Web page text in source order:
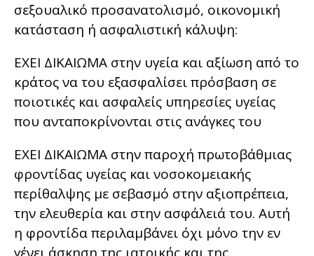
σεξουαλικό προσανατολισμό, οικονομική
κατάσταση ή ασφαλιστική κάλυψη:
ΕΧΕΙ ΔΙΚΑΙΩΜΑ στην υγεία και αξίωση από το
κράτος να του εξασφαλίσει πρόσβαση σε
ποιοτικές και ασφαλείς υπηρεσίες υγείας
που ανταποκρίνονται στις ανάγκες του
ΕΧΕΙ ΔΙΚΑΙΩΜΑ στην παροχή πρωτοβάθμιας
φροντίδας υγείας και νοσοκομειακής
περίθαλψης με σεβασμό στην αξιοπρέπεια,
την ελευθερία και στην ασφάλειά του. Αυτή
η φροντίδα περιλαμβάνει όχι μόνο την εν